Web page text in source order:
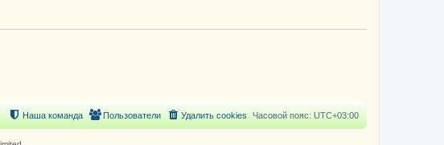
Часовой пояс: UTC+03:00
Удалить cookies
Пользователи
Наша команда